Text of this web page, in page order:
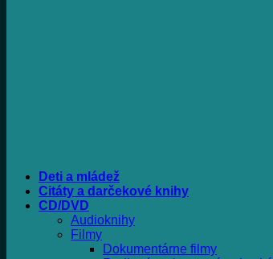
Deti a mládež
Citáty a darčekové knihy
CD/DVD
Audioknihy
Filmy
Dokumentárne filmy